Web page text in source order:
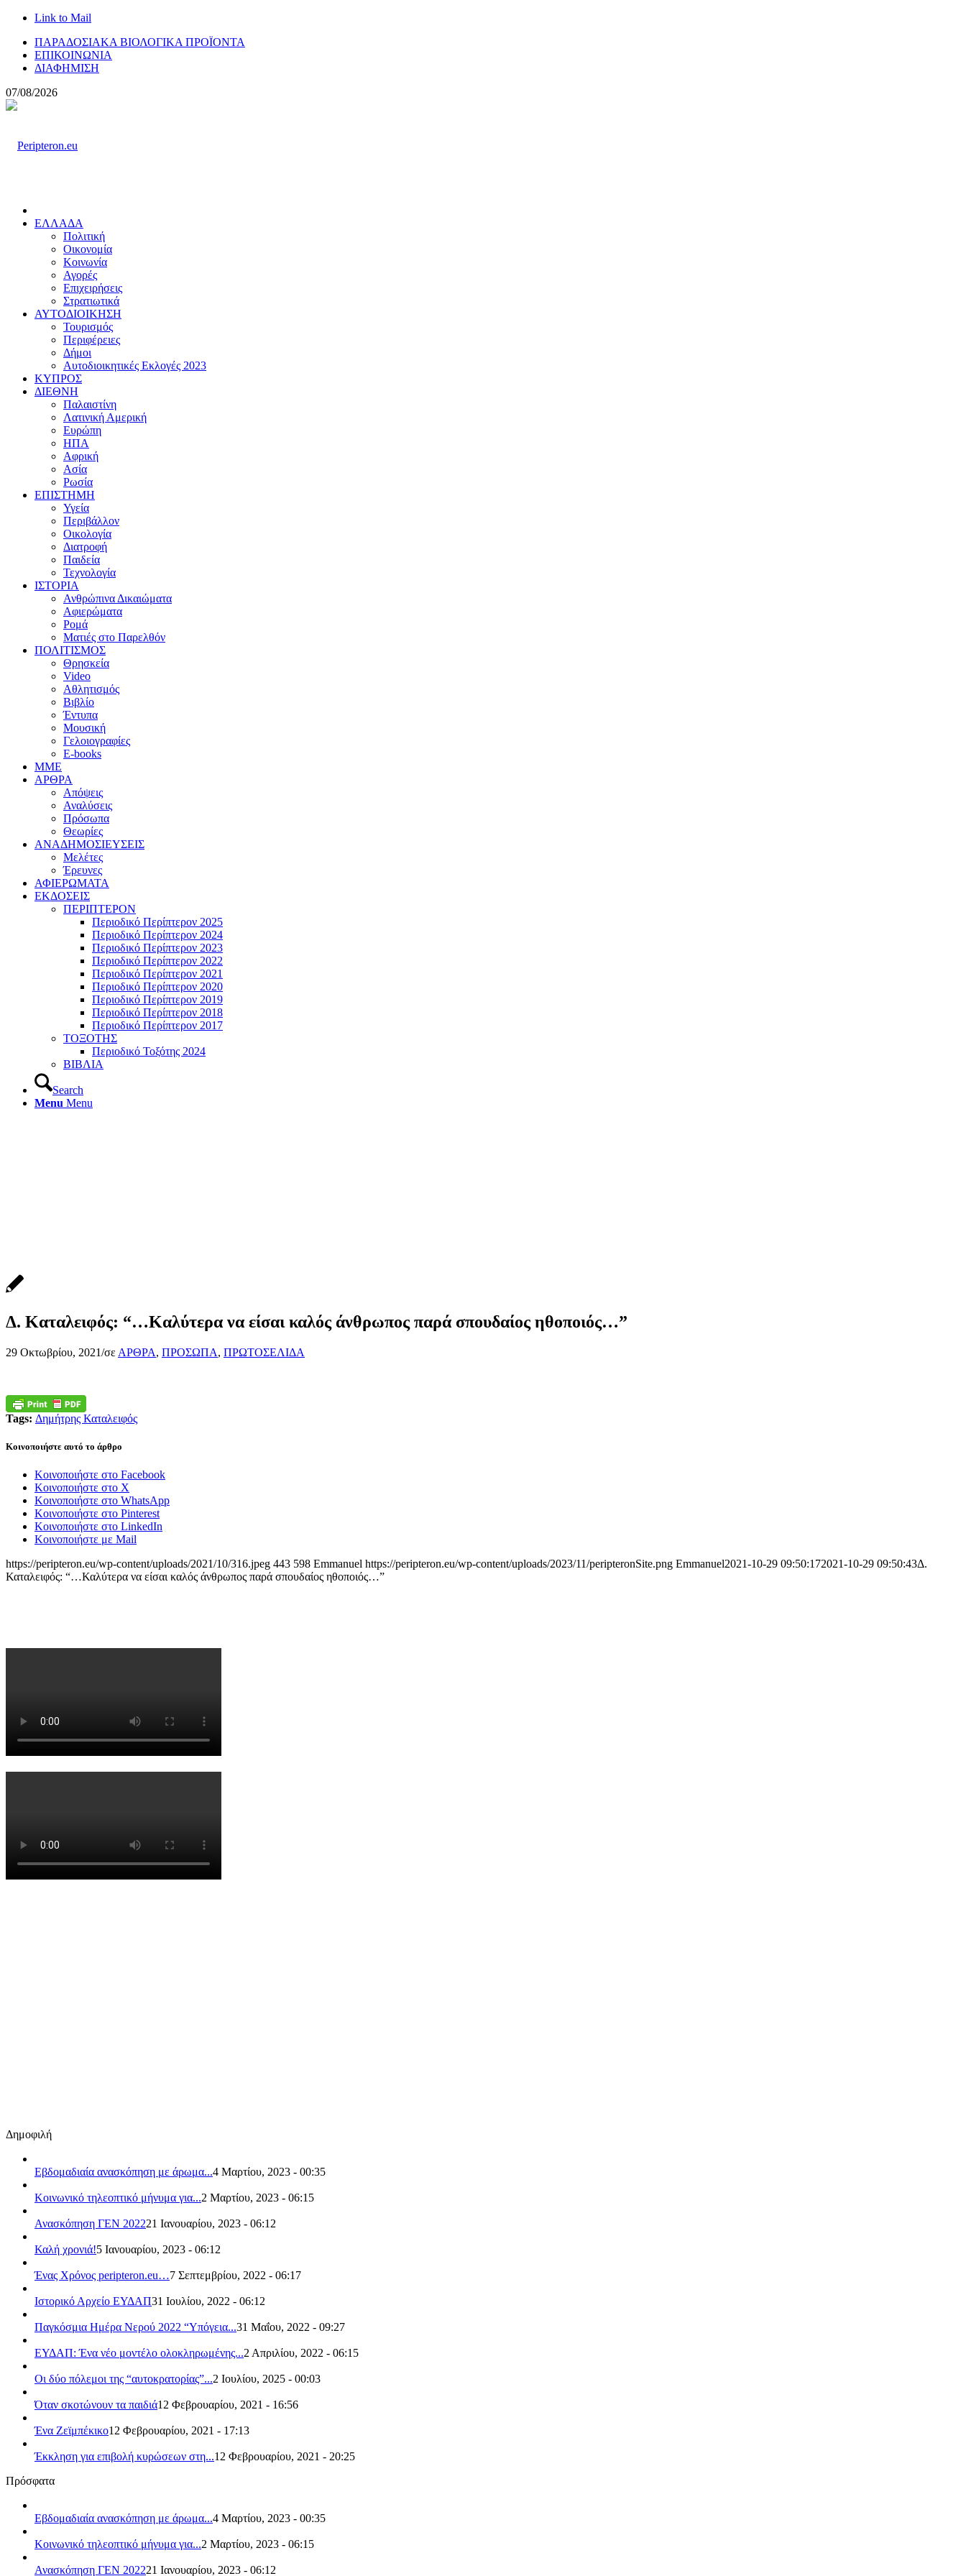
Link to Mail
ΠΑΡΑΔΟΣΙΑΚΑ ΒΙΟΛΟΓΙΚΑ ΠΡΟΪΟΝΤΑ
ΕΠΙΚΟΙΝΩΝΙΑ
ΔΙΑΦΗΜΙΣΗ
07/08/2026
ΕΛΛΑΔΑ
Πολιτική
Οικονομία
Κοινωνία
Αγορές
Επιχειρήσεις
Στρατιωτικά
ΑΥΤΟΔΙΟΙΚΗΣΗ
Τουρισμός
Περιφέρειες
Δήμοι
Αυτοδιοικητικές Εκλογές 2023
ΚΥΠΡΟΣ
ΔΙΕΘΝΗ
Παλαιστίνη
Λατινική Αμερική
Ευρώπη
ΗΠΑ
Αφρική
Ασία
Ρωσία
ΕΠΙΣΤΗΜΗ
Υγεία
Περιβάλλον
Οικολογία
Διατροφή
Παιδεία
Τεχνολογία
ΙΣΤΟΡΙΑ
Ανθρώπινα Δικαιώματα
Αφιερώματα
Ρομά
Ματιές στο Παρελθόν
ΠΟΛΙΤΙΣΜΟΣ
Θρησκεία
Video
Αθλητισμός
Βιβλίο
Έντυπα
Μουσική
Γελοιογραφίες
E-books
MME
ΑΡΘΡΑ
Απόψεις
Αναλύσεις
Πρόσωπα
Θεωρίες
ΑΝΑΔΗΜΟΣΙΕΥΣΕΙΣ
Μελέτες
Έρευνες
ΑΦΙΕΡΩΜΑΤΑ
ΕΚΔΟΣΕΙΣ
ΠΕΡΙΠΤΕΡΟΝ
Περιοδικό Περίπτερον 2025
Περιοδικό Περίπτερον 2024
Περιοδικό Περίπτερον 2023
Περιοδικό Περίπτερον 2022
Περιοδικό Περίπτερον 2021
Περιοδικό Περίπτερον 2020
Περιοδικό Περίπτερον 2019
Περιοδικό Περίπτερον 2018
Περιοδικό Περίπτερον 2017
ΤΟΞΟΤΗΣ
Περιοδικό Τοξότης 2024
ΒΙΒΛΙΑ
Search
Menu Menu
Δ. Καταλειφός: “…Καλύτερα να είσαι καλός άνθρωπος παρά σπουδαίος ηθοποιός…”
29 Οκτωβρίου, 2021/σε ΑΡΘΡΑ, ΠΡΟΣΩΠΑ, ΠΡΩΤΟΣΕΛΙΔΑ
Tags: Δημήτρης Καταλειφός
Κοινοποιήστε αυτό το άρθρο
Κοινοποιήστε στο Facebook
Κοινοποιήστε στο X
Κοινοποιήστε στο WhatsApp
Κοινοποιήστε στο Pinterest
Κοινοποιήστε στο LinkedIn
Κοινοποιήστε με Mail
https://peripteron.eu/wp-content/uploads/2021/10/316.jpeg 443 598 Emmanuel https://peripteron.eu/wp-content/uploads/2023/11/peripteronSite.png Emmanuel2021-10-29 09:50:172021-10-29 09:50:43Δ.
Καταλειφός: “…Καλύτερα να είσαι καλός άνθρωπος παρά σπουδαίος ηθοποιός…”
Δημοφιλή
Εβδομαδιαία ανασκόπηση με άρωμα...4 Μαρτίου, 2023 - 00:35
Κοινωνικό τηλεοπτικό μήνυμα για...2 Μαρτίου, 2023 - 06:15
Ανασκόπηση ΓΕΝ 202221 Ιανουαρίου, 2023 - 06:12
Καλή χρονιά!5 Ιανουαρίου, 2023 - 06:12
Ένας Χρόνος peripteron.eu…7 Σεπτεμβρίου, 2022 - 06:17
Ιστορικό Αρχείο ΕΥΔΑΠ31 Ιουλίου, 2022 - 06:12
Παγκόσμια Ημέρα Νερού 2022 “Υπόγεια...31 Μαΐου, 2022 - 09:27
ΕΥΔΑΠ: Ένα νέο μοντέλο ολοκληρωμένης...2 Απριλίου, 2022 - 06:15
Οι δύο πόλεμοι της “αυτοκρατορίας”...2 Ιουλίου, 2025 - 00:03
Όταν σκοτώνουν τα παιδιά12 Φεβρουαρίου, 2021 - 16:56
Ένα Ζεϊμπέκικο12 Φεβρουαρίου, 2021 - 17:13
Έκκληση για επιβολή κυρώσεων στη...12 Φεβρουαρίου, 2021 - 20:25
Πρόσφατα
Εβδομαδιαία ανασκόπηση με άρωμα...4 Μαρτίου, 2023 - 00:35
Κοινωνικό τηλεοπτικό μήνυμα για...2 Μαρτίου, 2023 - 06:15
Ανασκόπηση ΓΕΝ 202221 Ιανουαρίου, 2023 - 06:12